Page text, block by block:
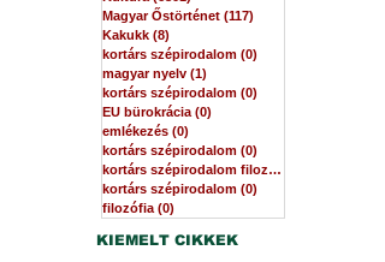
Magyar Őstörténet (117)
Kakukk (8)
kortárs szépirodalom (0)
magyar nyelv (1)
kortárs szépirodalom (0)
EU bürokrácia (0)
emlékezés (0)
kortárs szépirodalom (0)
kortárs szépirodalom filozófia
kortárs szépirodalom (0)
filozófia (0)
KIEMELT CIKKEK